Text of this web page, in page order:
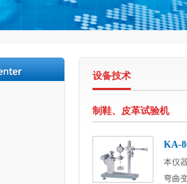
设备技术
制鞋、皮革试验机
KA-
本仪
弯曲